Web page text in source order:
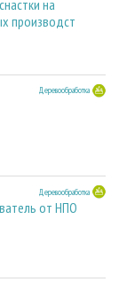
на
производст
Деревообработка
Деревообработка
от НПО